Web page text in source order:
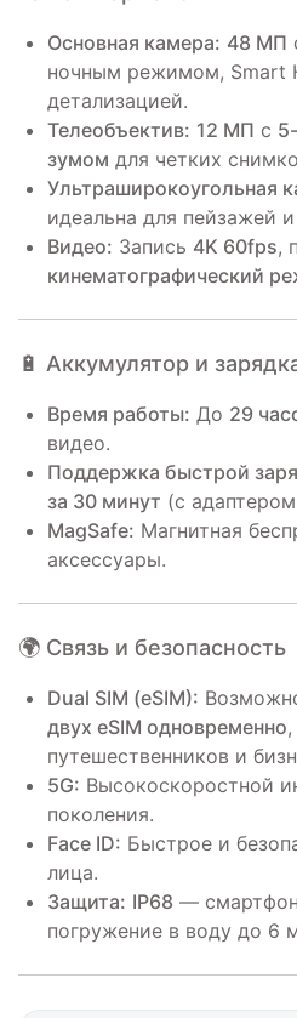
Основная камера: 48 МП
ночным режимом, Smart
детализацией.
Телеобъектив: 12 МП с
зумом для четких
Ультраширокоугольная
идеальна для пейзажей
Видео: Запись 4K 60fps,
кинематографический
🔋 Аккумулятор и
Время работы: До 29
видео.
Поддержка быстрой
за 30 минут (с
MagSafe: Магнитная
аксессуары.
🌍 Связь и безопасность
Dual SIM (eSIM):
двух eSIM одновременно
путешественников и
5G: Высокоскоростной
поколения.
Face ID: Быстрое и
лица.
Защита: IP68 —
погружение в воду до 6